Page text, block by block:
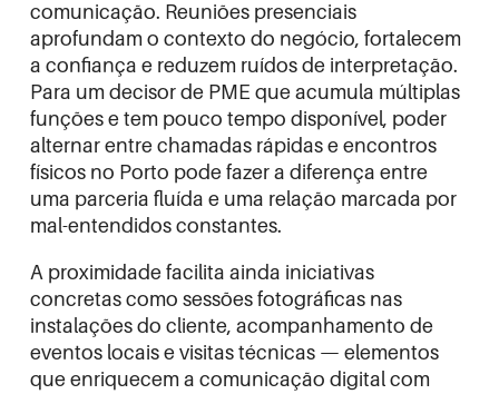
comunicação. Reuniões presenciais
aprofundam o contexto do negócio, fortalecem
a confiança e reduzem ruídos de interpretação.
Para um decisor de PME que acumula múltiplas
funções e tem pouco tempo disponível, poder
alternar entre chamadas rápidas e encontros
físicos no Porto pode fazer a diferença entre
uma parceria fluída e uma relação marcada por
mal-entendidos constantes.
A proximidade facilita ainda iniciativas
concretas como sessões fotográficas nas
instalações do cliente, acompanhamento de
eventos locais e visitas técnicas — elementos
que enriquecem a comunicação digital com